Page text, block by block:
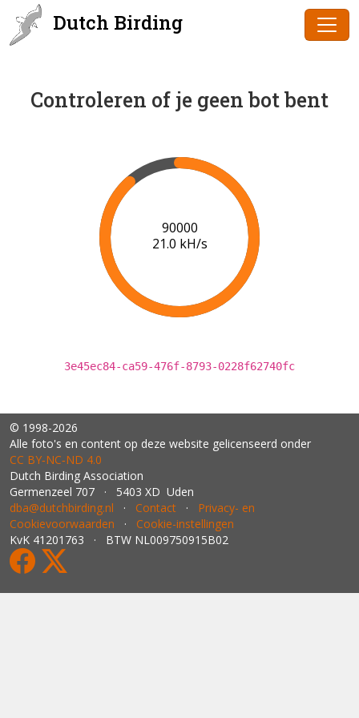
Dutch Birding
Controleren of je geen bot bent
91000
21.0 kH/s
3e45ec84-ca59-476f-8793-0228f62740fc
© 1998-2026
Alle foto's en content op deze website gelicenseerd onder
CC BY‑NC‑ND 4.0
Dutch Birding Association
Germenzeel 707 · 5403 XD Uden
dba@dutchbirding.nl · Contact · Privacy- en
Cookievoorwaarden · Cookie-instellingen
KvK 41201763 · BTW NL009750915B02